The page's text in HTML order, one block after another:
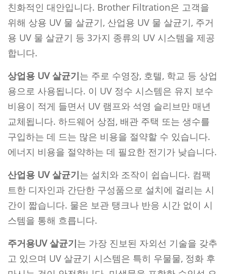
친화적인 대안입니다. Brother Filtration은 고객을
위해 상용 UV 물 살균기, 산업용 UV 물 살균기, 주거
용 UV 물 살균기 등 3가지 종류의 UV 시스템을 제공
합니다.
상업용 UV 살균기는 주로 수영장, 호텔, 학교 등 상업
용으로 사용됩니다. 이 UV 정수 시스템은 유지 보수
비용이 적게 들면서 UV 램프와 석영 슬리브만 매년
교체됩니다. 하드웨어 상점, 배관 주택 또는 생수를
구입하는 데 드는 많은 비용을 절약할 수 있습니다.
에너지 비용을 절약하는 데 필요한 전기가 낮습니다.
산업용 UV 살균기는 설치와 조작이 쉽습니다. 컴팩
트한 디자인과 간단한 구성품으로 설치에 걸리는 시
간이 짧습니다. 물은 보관 탱크나 반응 시간 없이 시
스템을 통해 흐릅니다.
주거용UV 살균기는 가장 진보된 자외선 기술을 갖추
고 있으며 UV 살균기 시스템은 특히 우물물, 정화 후